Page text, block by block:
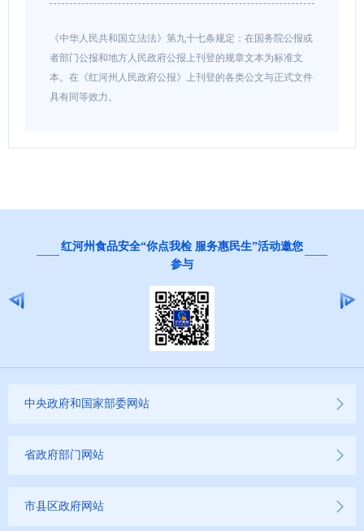
《中华人民共和国立法法》第九十七条规定：在国务院公报或
者部门公报和地方人民政府公报上刊登的规章文本为标准文
本。在《红河州人民政府公报》上刊登的各类公文与正式文件
具有同等效力。
红河州食品安全“你点我检 服务惠民生”活动邀您
参与
中央政府和国家部委网站
省政府部门网站
市县区政府网站